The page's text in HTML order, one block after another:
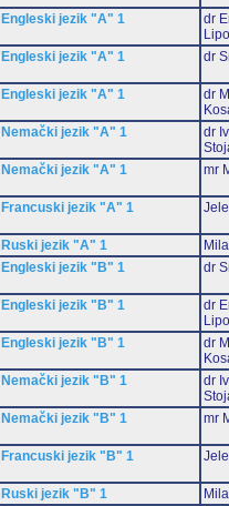
Engleski jezik "A" 1
dr
Engleski jezik "A" 1 dr
Engleski jezik "A" 1
dr
Nemački jezik "A" 1
dr
Nemački jezik "A" 1 mr
Francuski jezik "A" 1
Ruski jezik "A" 1
Engleski jezik "B" 1 dr
Engleski jezik "B" 1
dr
Engleski jezik "B" 1
dr
Nemački jezik "B" 1
dr
Nemački jezik "B" 1 mr
Francuski jezik "B" 1
Ruski jezik "B" 1